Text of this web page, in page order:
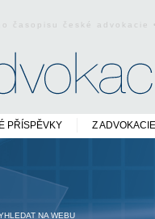
časopisu české
PŘÍSPĚVKY Z ADVOKACIE
NA WEBU